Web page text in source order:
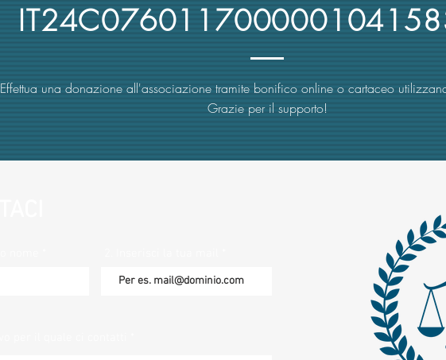
Effettua una donazione all'associazione tramite bonifico online o cartaceo
Grazie per il supporto!